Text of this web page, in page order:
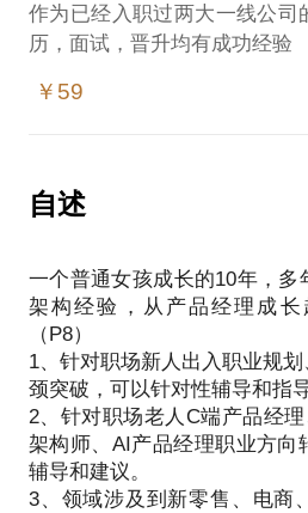
作为已经入职过两大一线公司
历，面试，晋升均有成功经验
2、怎么能更好的展示自己的
￥59
自述
一个普通女孩成长的10年，多
架构经验，从产品经理成长
（P8）
1、针对职场新人出入职业规
颈突破，可以针对性辅导和指导
2、针对职场老人C端产品经
架构师、AI产品经理职业方向
辅导和建议。
3、领域涉及到新零售、电商